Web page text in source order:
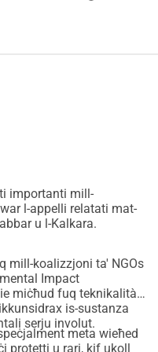
bil-ħdura, il-fawna, u
serħan il-moħħ. B'ftit
u r-
tal-ħajja għal eluf ta'
dwar din il-
area lies a quiet green
heritage – and now it
help to save it!
via a bank transfer to
importanti mill-
l-appelli relatati mat-
u l-Kalkara.
mill-koalizzjoni ta' NGOs
Impact
miċħud fuq teknikalità.
is-sustanza
serju involut.
meta wieħed
protetti u rari, kif ukoll